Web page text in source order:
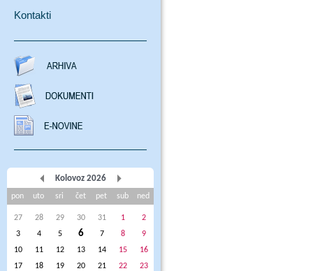
Kontakti
Kolovoz 2026
pon uto sri čet pet sub ned
27 28 29 30 31 1
2
3
4 5 6 7 8
9
10
11 12 13 14 15
16
17
18 19 20 21 22
23